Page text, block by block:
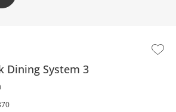
Dining System 3